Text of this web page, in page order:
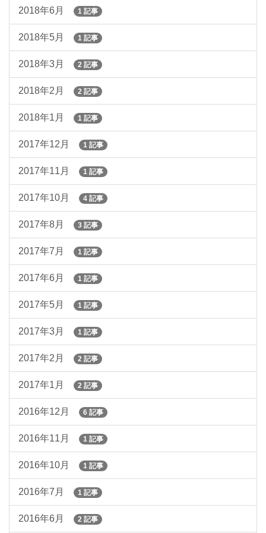
2018年6月 1 記事
2018年5月 1 記事
2018年3月 2 記事
2018年2月 2 記事
2018年1月 1 記事
2017年12月 1 記事
2017年11月 1 記事
2017年10月 4 記事
2017年8月 3 記事
2017年7月 1 記事
2017年6月 1 記事
2017年5月 1 記事
2017年3月 1 記事
2017年2月 2 記事
2017年1月 2 記事
2016年12月 6 記事
2016年11月 1 記事
2016年10月 1 記事
2016年7月 1 記事
2016年6月 2 記事